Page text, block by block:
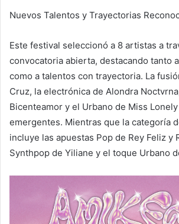
Nuevos Talentos y Trayectorias
Este festival seleccionó a 8 artistas a
convocatoria abierta, destacando tanto
como a talentos con trayectoria. La
Cruz, la electrónica de Alondra
Bicenteamor y el Urbano de Miss
emergentes. Mientras que la categoría
incluye las apuestas Pop de Rey Feliz y
Synthpop de Yiliane y el toque Urbano